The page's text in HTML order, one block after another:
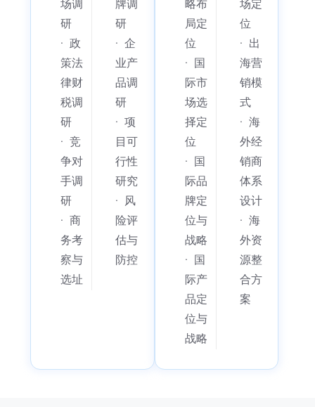
场调
研
· 政
策法
律财
税调
研
· 竞
争对
手调
研
· 商
务考
察与
选址
牌调
研
· 企
业产
品调
研
· 项
目可
行性
研究
·
风
险评
估与
防控
略布
局定
位
·
国
际市
场选
择定
位
·
国
际品
牌定
位与
战略
·
国
际产
品定
位与
战略
场定
位
· 出
海营
销模
式
· 海
外经
销商
体系
设计
· 海
外资
源整
合方
案